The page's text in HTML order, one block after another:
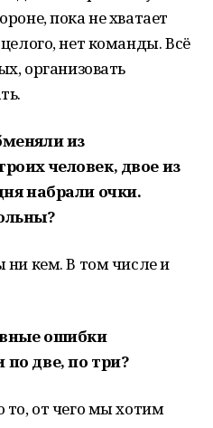
пока не хватает
нет команды. Всё
организовать
из
человек, двое из
набрали очки.
кем. В том числе и
ошибки
две, по три?
от чего мы хотим